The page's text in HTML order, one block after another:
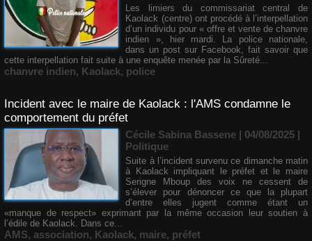
Les limiers du commissariat central de
Kaolack (centre) ont procédé à l’interpellation
d’un individu pour « offre et vente de chanvre
indien », hier mardi. La police nationale,
dans un post sur Facebook, fait savoir que
cette interpellation fait suite à une enquête menée par la Sûreté...
chanvre indien, Kaolack, police
Incident avec le maire de Kaolack : l'AMS condamne le
comportement du préfet
Cécile Sabina Bassene | 04/08/2025 |
Politique
Suite à l’incident survenu ce dimanche matin
à Kaolack impliquant le préfet et le maire
Serigne Mboup des voix ne cessent de
s’élever pour dénoncer ce que la plupart
d’entre elles jugent comme étant un
«manque de respect» exprimant par la même occasion leur soutien à
l’édile de Kaolack. Dans ce...
AMS, association, Kaolack, maire, préfet